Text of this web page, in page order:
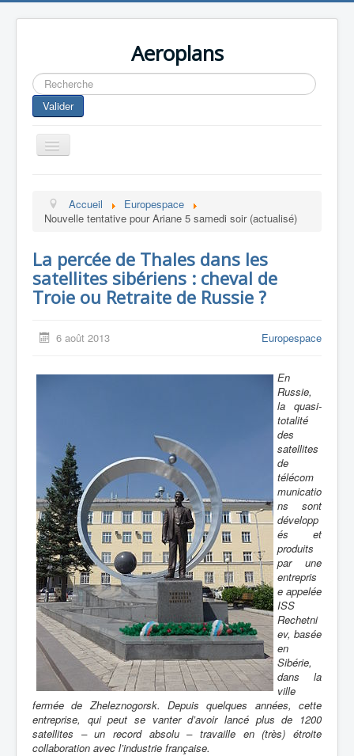
Aeroplans
Rechercher
Valider
Toggle
Navigation
Aviation Commerciale
Aviation Militaire
Europespace
Accueil
Europespace
Nouvelle tentative pour Ariane 5 samedi soir (actualisé)
La percée de Thales dans les
satellites sibériens : cheval de
Troie ou Retraite de Russie ?
6 août 2013 Europespace
En
Russie,
la quasi-
totalité
des
satellites
de
télécom
municatio
ns sont
développ
és et
produits
par une
entrepris
e appelée
ISS
Rechetni
ev, basée
en
Sibérie,
dans la
ville
fermée de Zheleznogorsk. Depuis quelques années, cette
entreprise, qui peut se vanter d’avoir lancé plus de 1200
satellites – un record absolu – travaille en (très) étroite
collaboration avec l’industrie française.